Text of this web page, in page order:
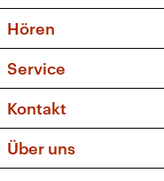
Sendungen
Musikliste
Kakadu – Das
Hören
Frequenzen
Service
FAQ
Apps
Newsletter
Kontakt
Social Media
Über uns